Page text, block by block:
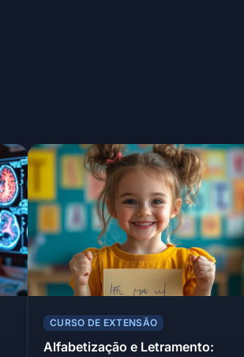
CURSO DE EXTENSÃO
Alfabetização e Letramento: